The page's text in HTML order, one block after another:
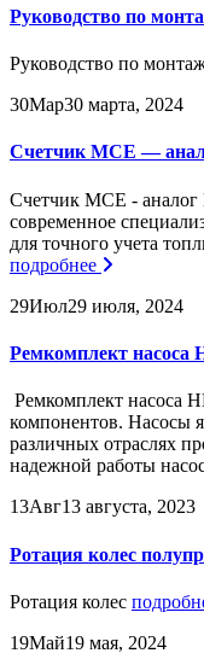
Руководство по
Руководство по
30Мар30 марта, 2024
Счетчик МСЕ —
Счетчик МСЕ - аналог
современное
для точного учета
подробнее
29Июл29 июля, 2024
Ремкомплект насоса
Ремкомплект насоса
компонентов. Насосы
различных отраслях
надежной работы
13Авг13 августа, 2023
Ротация колес
Ротация колес
19Май19 мая, 2024